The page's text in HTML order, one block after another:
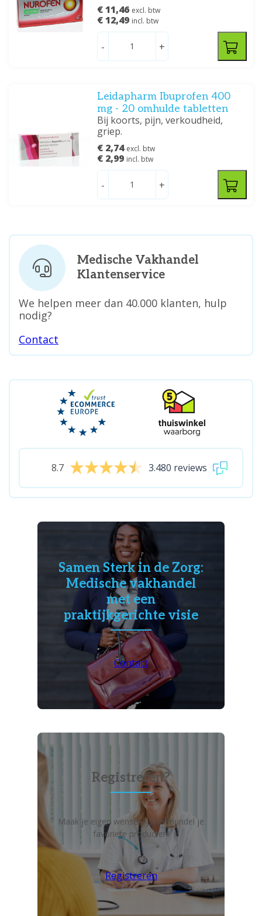
€ 11,46 excl. btw
€ 12,49 incl. btw
- +
Leidapharm Ibuprofen 400
mg - 20 omhulde tabletten
Bij koorts, pijn, verkoudheid,
griep.
€ 2,74 excl. btw
€ 2,99 incl. btw
- +
Medische Vakhandel
Klantenservice
We helpen meer dan 40.000 klanten, hulp
nodig?
Contact
8.7 3.480 reviews
Samen Sterk in de Zorg:
Medische vakhandel
met een
praktijkgerichte visie
Contact
Registreren?
Maak je eigen wensenlijst en bundel je
favoriete producten!
Registreren